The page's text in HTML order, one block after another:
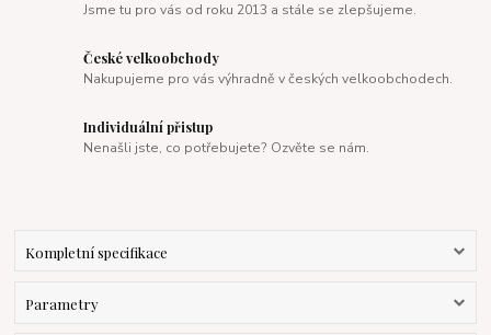
Jsme tu pro vás od roku 2013 a stále se zlepšujeme.
České velkoobchody
Nakupujeme pro vás výhradně v českých velkoobchodech.
Individuální přistup
Nenašli jste, co potřebujete? Ozvěte se nám.
Kompletní specifikace
Parametry